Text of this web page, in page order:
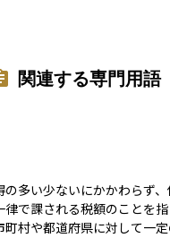
関連する専門用語
多い少ないにかかわらず
で課される税額のことを
町村や都道府県に対して一